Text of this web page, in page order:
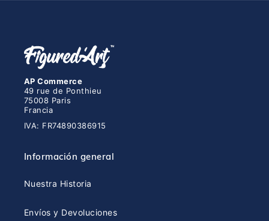
AP Commerce
49 rue de Ponthieu
75008 Paris
Francia
IVA: FR74890386915
Información general
Nuestra Historia
Envíos y Devoluciones